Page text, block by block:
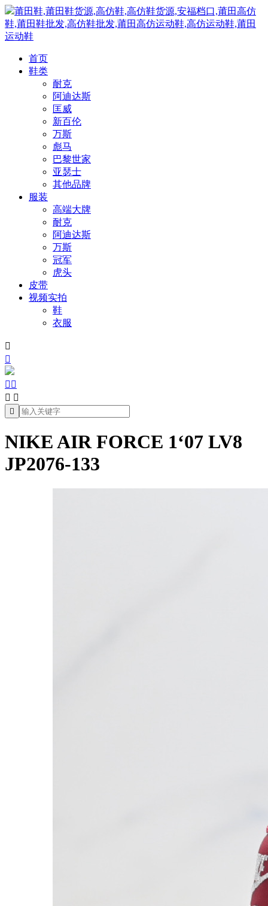
莆田鞋,莆田鞋货源,高仿鞋,高仿鞋货源,安福档口,莆田高仿
鞋,莆田鞋批发,高仿鞋批发,莆田高仿运动鞋,高仿运动鞋,莆田
运动鞋
首页
鞋类
耐克
阿迪达斯
匡威
新百伦
万斯
彪马
巴黎世家
亚瑟士
其他品牌
服装
高端大牌
耐克
阿迪达斯
万斯
冠军
虎头
皮带
视频实拍
鞋
衣服


 
 

NIKE AIR FORCE 1‘07 LV8
JP2076-133